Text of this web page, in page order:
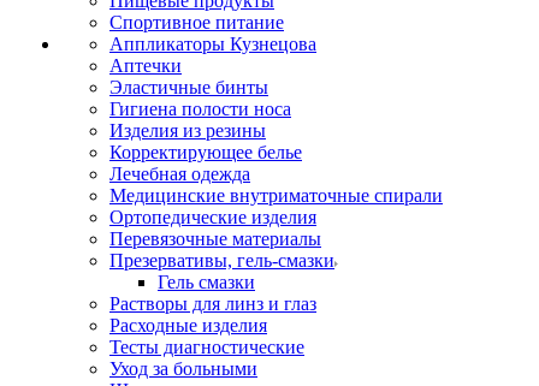
Спортивное питание
Аппликаторы Кузнецова
Аптечки
Эластичные бинты
Гигиена полости носа
Изделия из резины
Корректирующее белье
Лечебная одежда
Медицинские внутриматочные спирали
Ортопедические изделия
Перевязочные материалы
Презервативы, гель-смазки
Гель смазки
Растворы для линз и глаз
Расходные изделия
Тесты диагностические
Уход за больными